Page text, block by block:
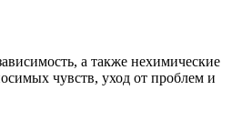
а также нехимические
чувств, уход от проблем и